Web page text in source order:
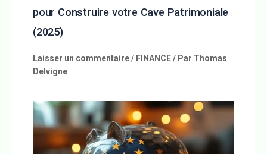
pour Construire votre Cave Patrimoniale
(2025)
Laisser un commentaire/ FINANCE/ Par Thomas
Delvigne